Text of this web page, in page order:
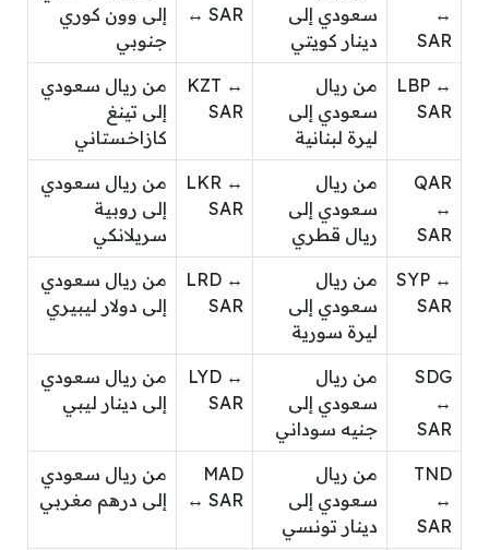
↔
SAR
سعودي إلى
دينار كويتي
↔ SAR
إلى وون كوري
جنوبي
LBP ↔
SAR
من ريال
سعودي إلى
ليرة لبنانية
KZT ↔
SAR
من ريال سعودي
إلى تينغ
كازاخستاني
QAR
↔
SAR
من ريال
سعودي إلى
ريال قطري
LKR ↔
SAR
من ريال سعودي
إلى روبية
سريلانكي
SYP ↔
SAR
من ريال
سعودي إلى
ليرة سورية
LRD ↔
SAR
من ريال سعودي
إلى دولار ليبيري
SDG
↔
SAR
من ريال
سعودي إلى
جنيه سوداني
LYD ↔
SAR
من ريال سعودي
إلى دينار ليبي
TND
↔
SAR
من ريال
سعودي إلى
دينار تونسي
MAD
↔ SAR
من ريال سعودي
إلى درهم مغربي